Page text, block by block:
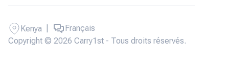
Copyright © 2026 Carry1st - Tous droits réservés.
Kenya Français